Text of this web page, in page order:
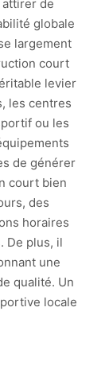
de
globale
largement
court
levier
les centres
ou les
de générer
court bien
des
horaires
De plus, il
une
qualité. Un
locale